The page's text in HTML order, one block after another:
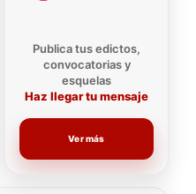
Publica tus edictos,
convocatorias y
esquelas
Haz llegar tu mensaje
Ver más